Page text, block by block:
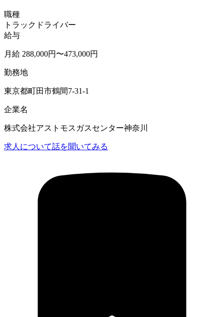
職種
トラックドライバー
給与
月給 288,000円〜473,000円
勤務地
東京都町田市鶴間7-31-1
企業名
株式会社アストモスガスセンター神奈川
求人について話を聞いてみる